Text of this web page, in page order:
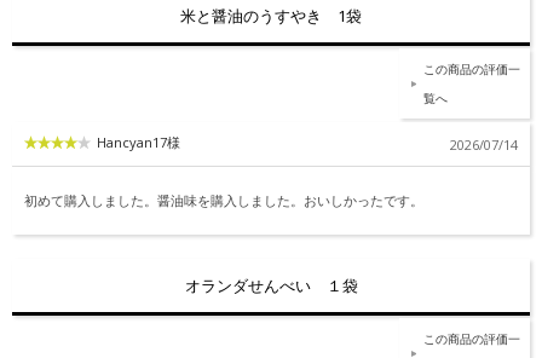
米と醤油のうすやき 1袋
この商品の評価一
覧へ
Hancyan17様 2026/07/14
初めて購入しました。醤油味を購入しました。おいしかったです。
オランダせんべい １袋
この商品の評価一